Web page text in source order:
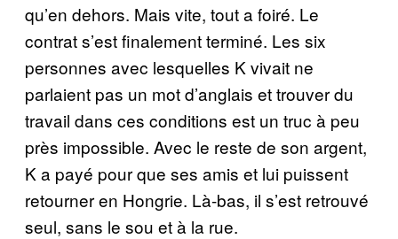
qu’en dehors. Mais vite, tout a foiré. Le
contrat s’est finalement terminé. Les six
personnes avec lesquelles K vivait ne
parlaient pas un mot d’anglais et trouver du
travail dans ces conditions est un truc à peu
près impossible. Avec le reste de son argent,
K a payé pour que ses amis et lui puissent
retourner en Hongrie. Là-bas, il s’est retrouvé
seul, sans le sou et à la rue.